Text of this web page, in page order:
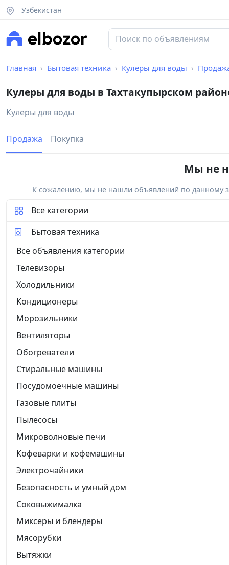
Узбекистан
Главная Бытовая техника Кулеры для воды
Кулеры для воды в Тахтакупырском
Кулеры для воды
Продажа Покупка
Мы не
К сожалению, мы не нашли объявлений по данному
Все категории
Бытовая техника
Все объявления категории
Телевизоры
Холодильники
Кондиционеры
Морозильники
Вентиляторы
Обогреватели
Стиральные машины
Посудомоечные машины
Газовые плиты
Пылесосы
Микроволновые печи
Кофеварки и кофемашины
Электрочайники
Безопасность и умный дом
Соковыжималка
Миксеры и блендеры
Мясорубки
Вытяжки